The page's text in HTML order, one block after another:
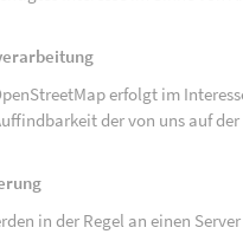
erfolgt im
der von uns auf
in der Regel an einen